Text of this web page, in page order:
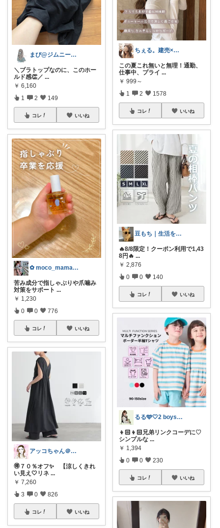
まび@ジムニー通勤🚗働き女子 上限中
＼ブラトップなのに、このホー
ルド感👏／ ...
￥ 6,160
1 2 149
コレ いいね
✿ moco_mama_life ✿
苦み成分で指しゃぶりや爪噛み
対策をサポート ...
￥ 1,230
0 0 776
コレ いいね
アッコちゃん＠ファッション＆美容💄好き
🉐７０％オフ✨️ 【涼しくきれ
い見え🤍リネ ...
￥ 7,260
3 0 826
コレ いいね
ちぇる。建売×暖色お家づくり
この夏これ無いと無理！通勤、
仕事中、プライ ...
￥ 999～
1 2 1578
コレ いいね
豆もち｜生活を彩るマストバイ
🔥8/8限定！クーポン利用で1,43
8円🔥 ...
￥ 2,876
0 0 140
コレ いいね
るる🩵🤍2 boys mama⁺◟✿
👦🏻👦🏻兄弟リンクコーデに♡
シンプルな ...
￥ 1,394
0 0 230
コレ いいね